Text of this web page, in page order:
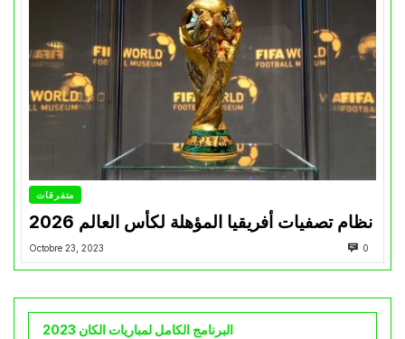
متفرقات
نظام تصفيات أفريقيا المؤهلة لكأس العالم 2026
Octobre 23, 2023 0
البرنامج الكامل لمباريات الكان 2023